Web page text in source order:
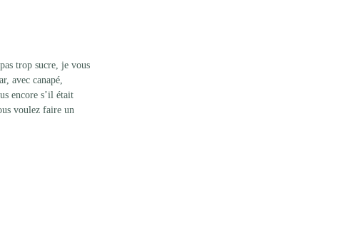
trop sucre, je vous
avec canapé,
encore s’il était
voulez faire un